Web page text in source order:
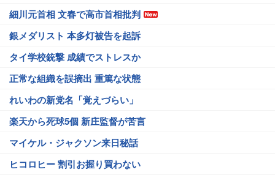
細川元首相 文春で高市首相批判
銀メダリスト 本多灯被告を起訴
タイ学校銃撃 成績でストレスか
正常な組織を誤摘出 重篤な状態
れいわの新党名「覚えづらい」
楽天から死球5個 新庄監督が苦言
マイケル・ジャクソン来日秘話
ヒコロヒー 割引お握り買わない